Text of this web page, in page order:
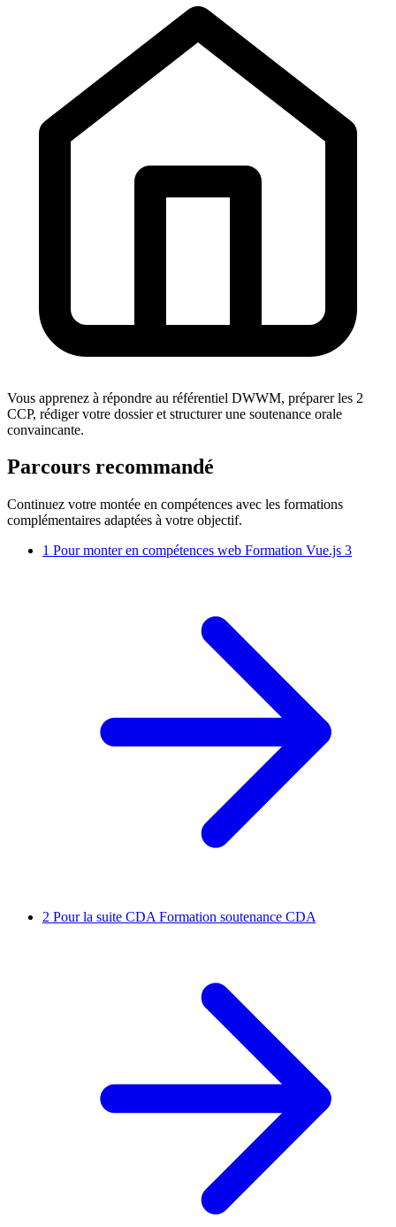
Vous apprenez à répondre au référentiel DWWM, préparer les 2
CCP, rédiger votre dossier et structurer une soutenance orale
convaincante.
Parcours recommandé
Continuez votre montée en compétences avec les formations
complémentaires adaptées à votre objectif.
1 Pour monter en compétences web Formation Vue.js 3
2 Pour la suite CDA Formation soutenance CDA